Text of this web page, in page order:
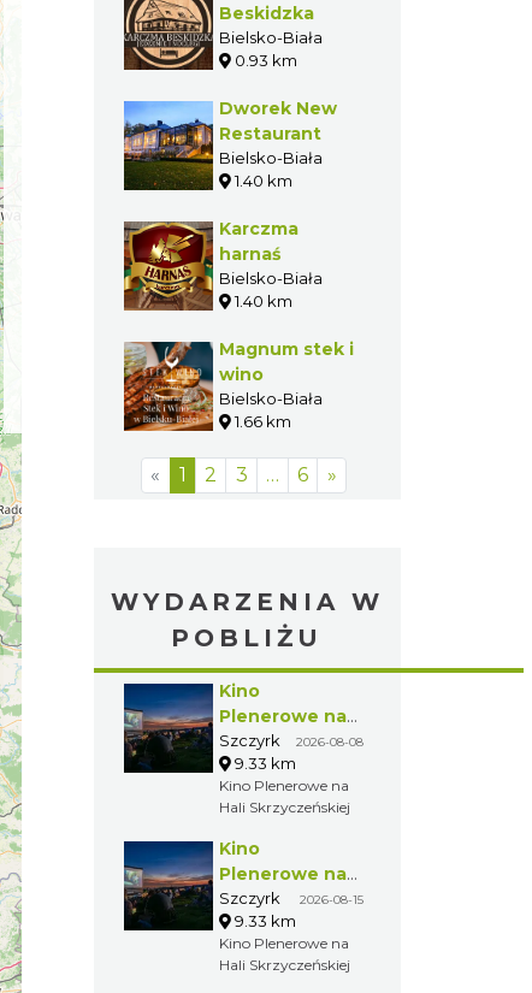
Beskidzka
Bielsko-Biała
0.93 km
Dworek New
Restaurant
Bielsko-Biała
1.40 km
Karczma
harnaś
Bielsko-Biała
1.40 km
Magnum stek i
wino
Bielsko-Biała
1.66 km
« 1 2 3 … 6 »
WYDARZENIA W
POBLIŻU
Kino
Plenerowe na
Hali
Skrzyczeńskiej
Szczyrk 2026-08-08
9.33 km
Kino Plenerowe na
Hali Skrzyczeńskiej
Kino
Plenerowe na
Hali
Skrzyczeńskiej
Szczyrk 2026-08-15
9.33 km
Kino Plenerowe na
Hali Skrzyczeńskiej